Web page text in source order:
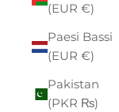
(EUR €)
Paesi Bassi
(EUR €)
Pakistan
(PKR ₨)